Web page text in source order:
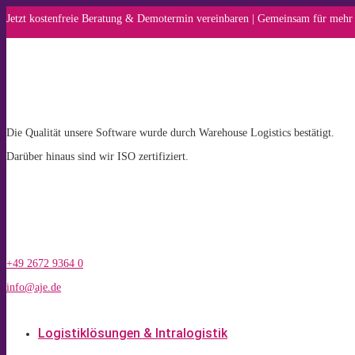
Jetzt kostenfreie Beratung & Demotermin vereinbaren | Gemeinsam für
Die Qualität unsere Software wurde durch Warehouse Logistics bestätigt.
Darüber hinaus sind wir ISO zertifiziert.
+49 2672 9364 0
info@aje.de
Logistiklösungen & Intralogistik